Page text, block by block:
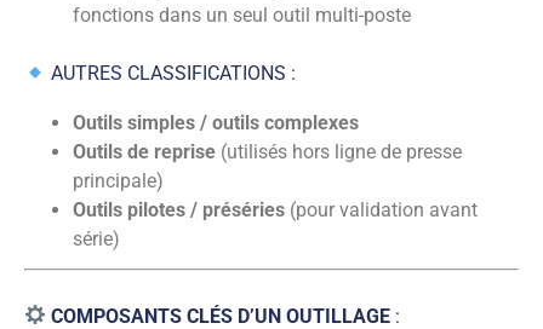
fonctions dans un seul outil multi-poste
AUTRES CLASSIFICATIONS :
Outils simples / outils complexes
Outils de reprise (utilisés hors ligne de presse
principale)
Outils pilotes / préséries (pour validation avant
série)
COMPOSANTS CLÉS D’UN OUTILLAGE :